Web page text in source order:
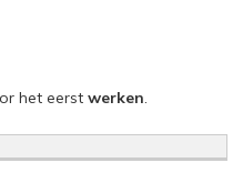
het eerstwerken.